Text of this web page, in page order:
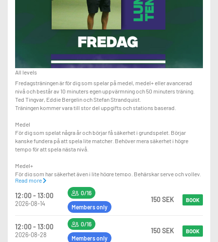
All levels
Fredagsträningen är för dig som spelar på medel, medel+ eller avancerad
nivå och består av 10 minuters egen uppvärmning och 50 minuters träning.
Ted Tingvar, Eddie Bergelin och Stefan Strandquist.
Träningen kommer vara till stor del uppgifts och stations baserad.
Medel
För dig som spelat några år och börjar få säkerhet i grundspelet. Börjar
kanske fundera på att spela lite matcher. Behöver mera säkerhet i högre
tempo för att spela nästa nivå.
Medel+
För dig som har säkerhet även i lite högre tempo. Behärskar serve och volley.
Måste ha bra kondition och bra rörlighet på banan för att klara av lite tuffare
Avancerad
För dig som börjat spela matcher eller som skulle behärska det. Måste kunna
alla slagen bra. Har en mycket bra fysik och bra rörlighet på banan.
Read more
12:00 - 13:00
2026-08-14
0/16
Members only
150 SEK BOOK
12:00 - 13:00
2026-08-28
0/16
Members only
150 SEK BOOK